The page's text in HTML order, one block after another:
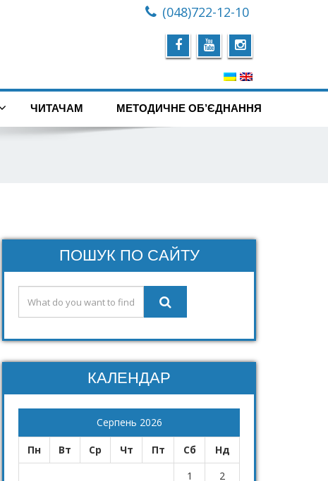
(048)722-12-10
ЧИТАЧАМ МЕТОДИЧНЕ ОБ’ЄДНАННЯ
ПОШУК ПО САЙТУ
КАЛЕНДАР
Серпень 2026
Пн Вт Ср Чт Пт Сб
Нд
1
2